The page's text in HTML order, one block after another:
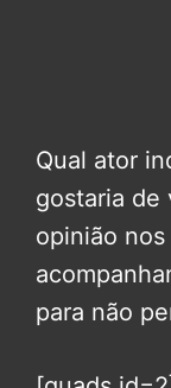
Qual ator
gostaria de
opinião
para não